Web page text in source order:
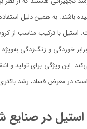
باشند. به همین دلیل
استیل با ترکیب مناسب از
خوردگی و زنگ‌زدگی
این ویژگی برای تولید و
در معرض فساد، رشد باکتری
استیل در صنایع